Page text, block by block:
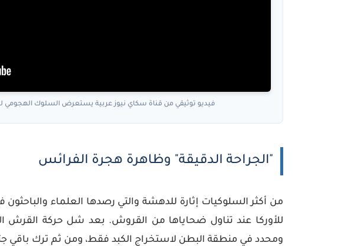
فيديو توثيقي من قناة سكاي نيوز عربية يستعرض السلوك الهجومي
"الجراحة الدقيقة" وظاهرة هجرة الفرائس
من أكثر السلوكيات إثارة للدهشة والتي رصدها العلماء والباحثون
للأوركا عند تناول ضحاياها من القروش. بعد شل حركة القرش
ومحدد في منطقة البطن لاستخراج الكبد فقط، ومن ثم ترك باقي